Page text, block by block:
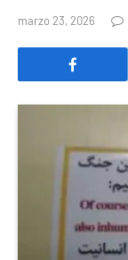
marzo 23, 2026